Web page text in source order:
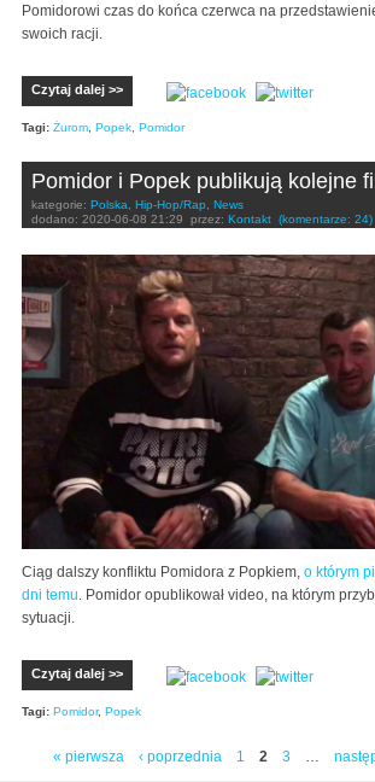
Pomidorowi czas do końca czerwca na
swoich racji.
Czytaj dalej >>
Tagi: Żurom Popek Pomidor
Pomidor i Popek publikują kolejne
kategorie: Polska Hip-Hop/Rap
News
dodano: 2020-06-08 21:29 przez: Kontakt (komentarze: 24)
Ciąg dalszy konfliktu Pomidora z Popkiem, o którym
dni temu. Pomidor opublikował video, na którym
sytuacji.
Czytaj dalej >>
Tagi: Pomidor, Popek
Strony
« pierwsza ‹ poprzednia 1 2 3 …